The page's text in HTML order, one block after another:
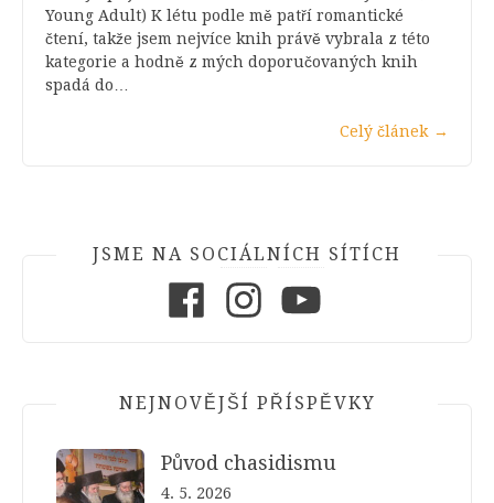
Young Adult) K létu podle mě patří romantické
čtení, takže jsem nejvíce knih právě vybrala z této
kategorie a hodně z mých doporučovaných knih
spadá do…
Celý článek →
JSME NA SOCIÁLNÍCH SÍTÍCH
NEJNOVĚJŠÍ PŘÍSPĚVKY
Původ chasidismu
4. 5. 2026